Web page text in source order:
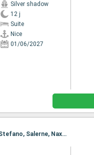
Silver shadow
12 j
Suite
Nice
01/06/2027
Itinéraire : Nice, Saint Tropez, Alghero, Bastia, Portoferraio, Porto Santo Stefano, Salerne, Naxos Di Giardini, La Valette, Trapani, Livourne, Portofino